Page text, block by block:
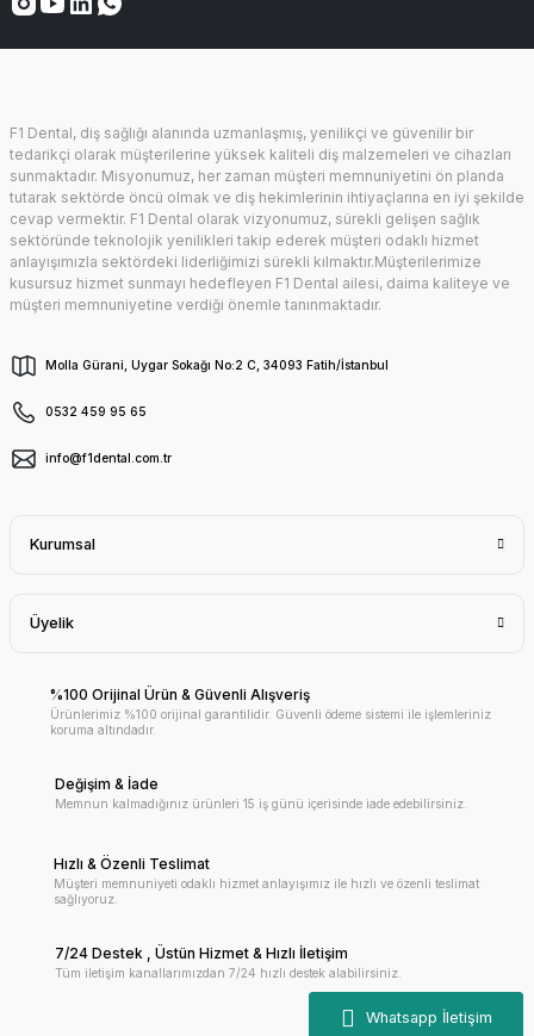
F1 Dental, diş sağlığı alanında uzmanlaşmış, yenilikçi ve güvenilir bir
tedarikçi olarak müşterilerine yüksek kaliteli diş malzemeleri ve cihazları
sunmaktadır. Misyonumuz, her zaman müşteri memnuniyetini ön planda
tutarak sektörde öncü olmak ve diş hekimlerinin ihtiyaçlarına en iyi şekilde
cevap vermektir. F1 Dental olarak vizyonumuz, sürekli gelişen sağlık
sektöründe teknolojik yenilikleri takip ederek müşteri odaklı hizmet
anlayışımızla sektördeki liderliğimizi sürekli kılmaktır.Müşterilerimize
kusursuz hizmet sunmayı hedefleyen F1 Dental ailesi, daima kaliteye ve
müşteri memnuniyetine verdiği önemle tanınmaktadır.
Molla Gürani, Uygar Sokağı No:2 C, 34093 Fatih/İstanbul
0532 459 95 65
info@f1dental.com.tr
Kurumsal
Üyelik
%100 Orijinal Ürün & Güvenli Alışveriş
Ürünlerimiz %100 orijinal garantilidir. Güvenli ödeme sistemi ile işlemleriniz
koruma altındadır.
Değişim & İade
Memnun kalmadığınız ürünleri 15 iş günü içerisinde iade edebilirsiniz.
Hızlı & Özenli Teslimat
Müşteri memnuniyeti odaklı hizmet anlayışımız ile hızlı ve özenli teslimat
sağlıyoruz.
7/24 Destek , Üstün Hizmet & Hızlı İletişim
Tüm iletişim kanallarımızdan 7/24 hızlı destek alabilirsiniz.